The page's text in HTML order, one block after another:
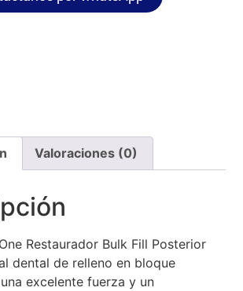
Valoraciones (0)
Restaurador Bulk Fill Posterior
dental de relleno en bloque
excelente fuerza y un